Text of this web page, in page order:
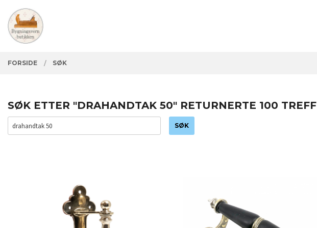
innholdet
PRODUKTER
Lukk
FORSIDE SØK
SØK ETTER "DRAHANDTAK 50" RETURNERTE 100 TREFF